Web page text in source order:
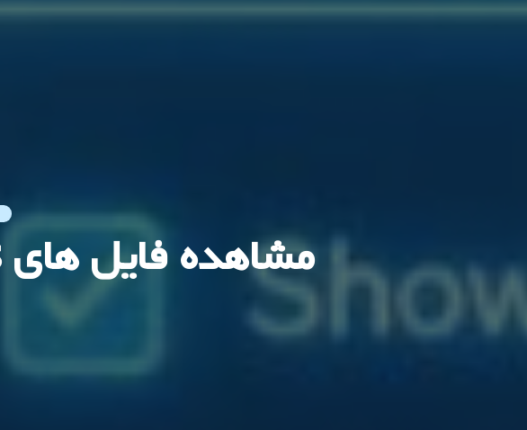
مشاهده فایل های htaccess مخفی در سی پنل